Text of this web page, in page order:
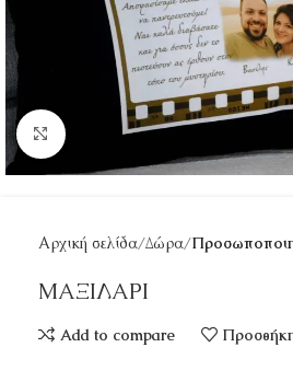
Κάντε κλικ για μεγέθυνση
Αρχική σελίδα Δώρα
ΜΑΞΙΛΑΡΙ
Add to compare Προσθήκη